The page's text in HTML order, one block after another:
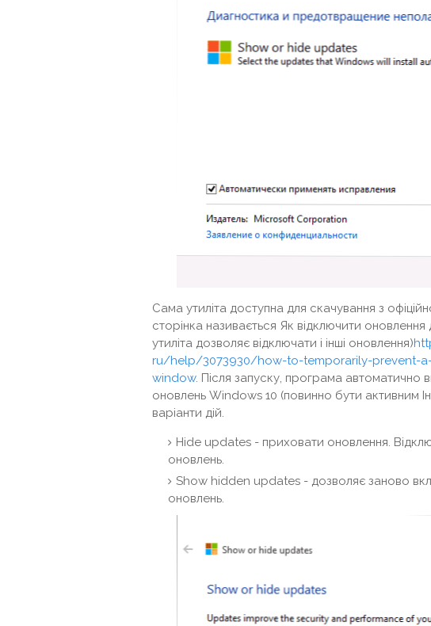
Сама утиліта доступна для скачування з
сторінка називається Як відключити
утиліта дозволяє відключати і інші оновлення)
ru/help/3073930/how-to-temporarily-prevent-
window. Після запуску, програма автоматично
оновлень Windows 10 (повинно бути активним
варіанти дій.
Hide updates - приховати оновлення.
оновлень.
Show hidden updates - дозволяє заново
оновлень.